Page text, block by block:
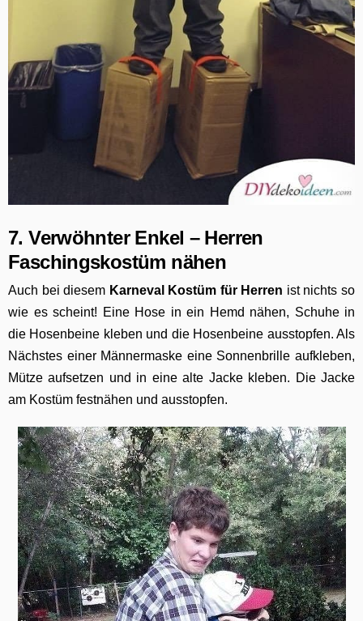
7. Verwöhnter Enkel – Herren
Faschingskostüm nähen
Auch bei diesem Karneval Kostüm für Herren ist nichts so
wie es scheint! Eine Hose in ein Hemd nähen, Schuhe in
die Hosenbeine kleben und die Hosenbeine ausstopfen. Als
Nächstes einer Männermaske eine Sonnenbrille aufkleben,
Mütze aufsetzen und in eine alte Jacke kleben. Die Jacke
am Kostüm festnähen und ausstopfen.